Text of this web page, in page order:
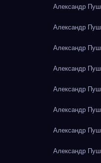
Александр
Александр
Александр
Александр
Александр
Александр
Александр
Александр